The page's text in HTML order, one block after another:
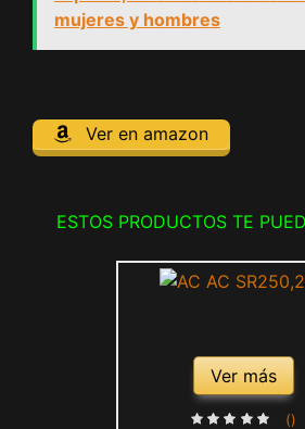
mujeres y hombres
Ver en amazon
ESTOS PRODUCTOS TE
Ver más
()